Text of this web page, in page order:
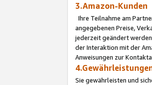
3.Amazon-Kunden
Ihre Teilnahme am
angegebenen Preise,
jederzeit geändert
der Interaktion mit der
Anweisungen zur
Sie gewährleisten und